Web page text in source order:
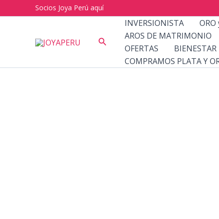
al
Socios Joya Perú aquí
Buscar
INVERSIONISTA ORO
AROS DE MATRIMONIO
OFERTAS
BIENESTAR
COMPRAMOS PLATA Y